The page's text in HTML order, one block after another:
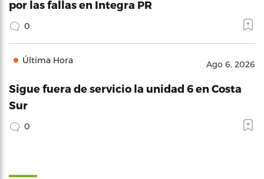
por las fallas en Integra PR
0
Última Hora Ago 6, 2026
Sigue fuera de servicio la unidad 6 en Costa
Sur
0